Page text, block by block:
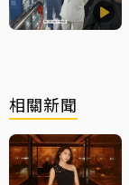
相關新聞